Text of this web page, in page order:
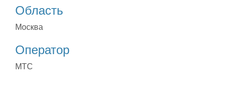
Область
Москва
Оператор
МТС